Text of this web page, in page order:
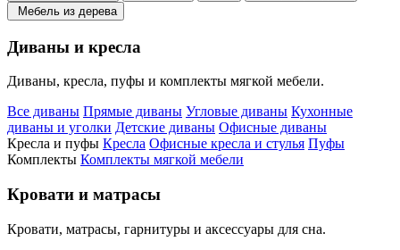
Мебель из дерева
Диваны и кресла
Диваны, кресла, пуфы и комплекты мягкой мебели.
Все диваны Прямые диваны Угловые диваны Кухонные
диваны и уголки Детские диваны Офисные диваны
Кресла и пуфы Кресла Офисные кресла и стулья Пуфы
Комплекты Комплекты мягкой мебели
Кровати и матрасы
Кровати, матрасы, гарнитуры и аксессуары для сна.